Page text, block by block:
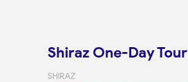
Shiraz One-Day Tour
SHIRAZ